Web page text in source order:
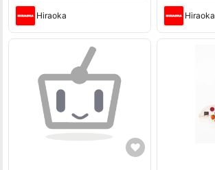
Hiraoka Hiraoka